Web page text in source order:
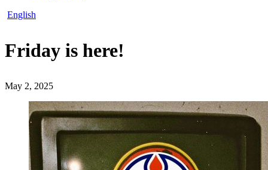
English
Friday is here!
May 2, 2025